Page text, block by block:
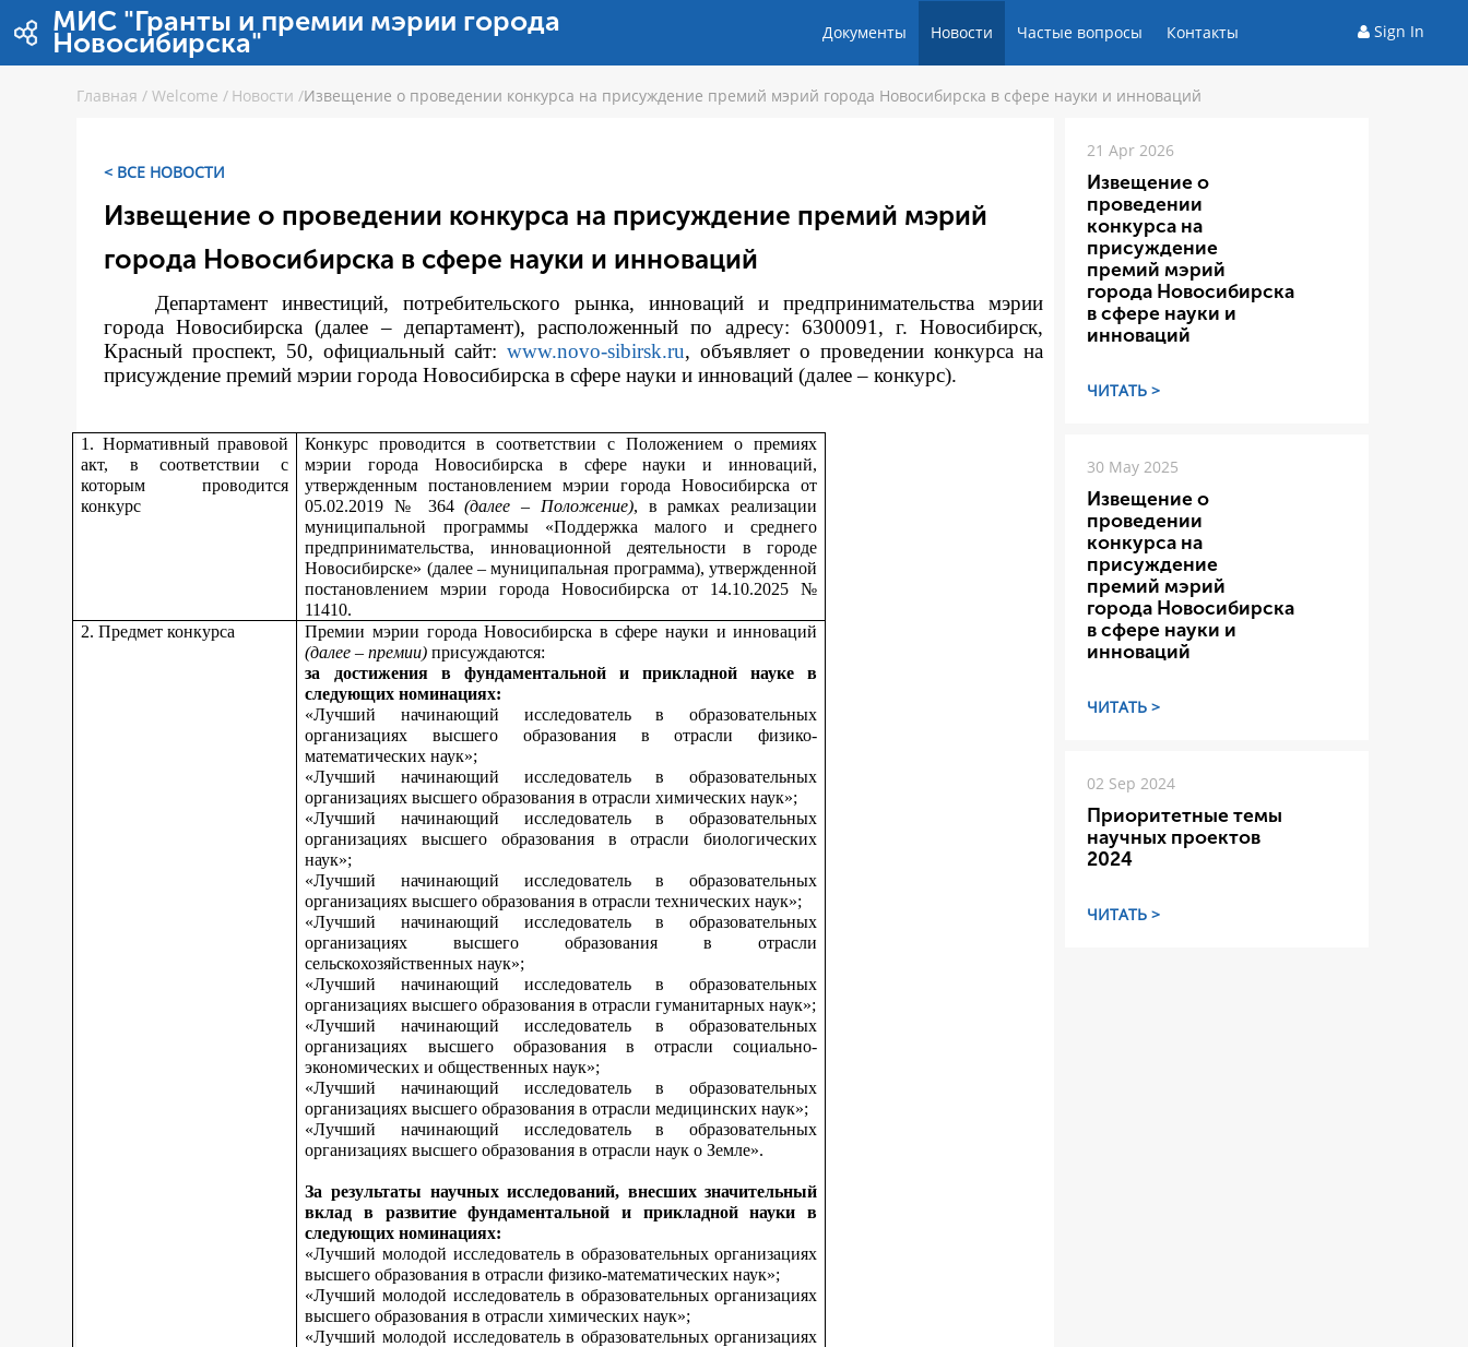
Skip to Content
МИС "Гранты и премии мэрии города
Новосибирска" Документы Новости Частые вопросы Контакты Sign In
Главная / Welcome / Новости /Извещение о проведении конкурса на присуждение премий мэрий города Новосибирска в сфере науки и инноваций
< ВСЕ НОВОСТИ
Извещение о проведении конкурса на присуждение премий мэрий
города Новосибирска в сфере науки и инноваций
Департамент инвестиций, потребительского рынка, инноваций и предпринимательства мэрии
города Новосибирска (далее – департамент), расположенный по адресу: 6300091, г. Новосибирск,
Красный проспект, 50, официальный сайт:www.novo-sibirsk.ru, объявляет о проведении конкурса на
присуждение премий мэрии города Новосибирска в сфере науки и инноваций (далее – конкурс).
1. Нормативный правовой
акт, в соответствии с
которым проводится
конкурс
Конкурс проводится в соответствии сПоложением о премиях
мэрии города Новосибирска в сфере науки и инноваций,
утвержденным постановлением мэрии города Новосибирска от
05.02.2019 № 364(далее – Положение), в рамках реализации
муниципальной программы «Поддержка малого и среднего
предпринимательства, инновационной деятельности в городе
Новосибирске» (далее – муниципальная программа), утвержденной
постановлением мэрии города Новосибирска от 14.10.2025 №
11410.
2. Предмет конкурса
Премии мэрии города Новосибирска в сфере науки и инноваций
(далее – премии) присуждаются:
за достижения в фундаментальной и прикладной наукев
следующих номинациях:
«Лучший начинающий исследователь в образовательных
организациях высшего образования в отрасли физико-
математических наук»;
«Лучший начинающий исследователь в образовательных
организациях высшего образования в отрасли химических наук»;
«Лучший начинающий исследователь в образовательных
организациях высшего образования в отрасли биологических
наук»;
«Лучший начинающий исследователь в образовательных
организациях высшего образования в отрасли технических наук»;
«Лучший начинающий исследователь в образовательных
организациях высшего образования в отрасли
сельскохозяйственных наук»;
«Лучший начинающий исследователь в образовательных
организациях высшего образования в отрасли гуманитарных наук»;
«Лучший начинающий исследователь в образовательных
организациях высшего образования в отрасли социально-
экономических и общественных наук»;
«Лучший начинающий исследователь в образовательных
организациях высшего образования в отрасли медицинских наук»;
«Лучший начинающий исследователь в образовательных
организациях высшего образования в отрасли наук о Земле».
За результаты научных исследований, внесших значительный
вклад в развитие фундаментальной и прикладной науки в
следующих номинациях:
«Лучший молодой исследователь в образовательных организациях
высшего образования в отрасли физико-математических наук»;
«Лучший молодой исследователь в образовательных организациях
высшего образования в отрасли химических наук»;
«Лучший молодой исследователь в образовательных организациях
21 Apr 2026
Извещение о
проведении
конкурса на
присуждение
премий мэрий
города Новосибирска
в сфере науки и
инноваций
ЧИТАТЬ >
30 May 2025
Извещение о
проведении
конкурса на
присуждение
премий мэрий
города Новосибирска
в сфере науки и
инноваций
ЧИТАТЬ >
02 Sep 2024
Приоритетные темы
научных проектов
2024
ЧИТАТЬ >